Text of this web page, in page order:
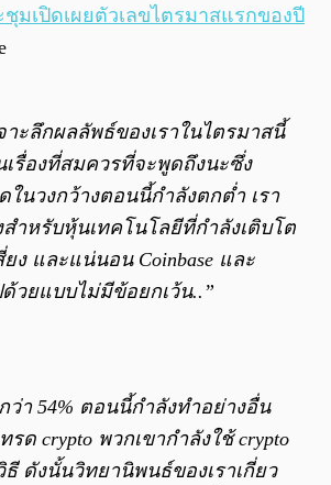
ชุมเปิดเผยตัวเลขไตรมาสแรกของปี
าะลึกผลลัพธ์ของเราในไตรมาสนี้
รื่องที่สมควรที่จะพูดถึงนะซึ่ง
นวงกว้างตอนนี้กำลังตกต่ำ เรา
ำหรับหุ้นเทคโนโลยีที่กำลังเติบโต
ง และแน่นอน Coinbase และ
วยแบบไม่มีข้อยกเว้น..”
ว่า 54% ตอนนี้กำลังทำอย่างอื่น
รด crypto พวกเขากำลังใช้ crypto
ดังนั้นวิทยานิพนธ์ของเราเกี่ยว